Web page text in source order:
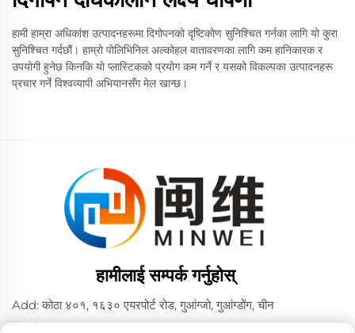
हामी हाम्रा अधिकांश उत्पादनहरूमा दिगोपनको दृष्टिकोण सुनिश्चित गर्नका लागि यो कुरा
सुनिश्चित गर्दछौं। हाम्रो पोलिभिनिल अल्कोहल वातावरणका लागि कम हानिकारक र
उपयोगी हुनेछ किनकि यो प्लास्टिकको प्रयोग कम गर्ने र यसको विकल्पका उत्पादनहरू
प्रचार गर्ने विश्वव्यापी अभियानसँग मेल खान्छ।
हामीलाई सम्पर्क गर्नुहोस्
Add: कोठा ४०१, १६३० एयरपोर्ट रोड, गुआंग्जो, गुआंग्डोंग, चीन